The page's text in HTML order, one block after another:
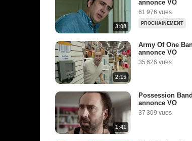
3:08
annonce VO
61 976 vues
PROCHAINEMENT
2:15
Army Of One
annonce VO
35 626 vues
1:41
Possession
annonce VO
37 309 vues